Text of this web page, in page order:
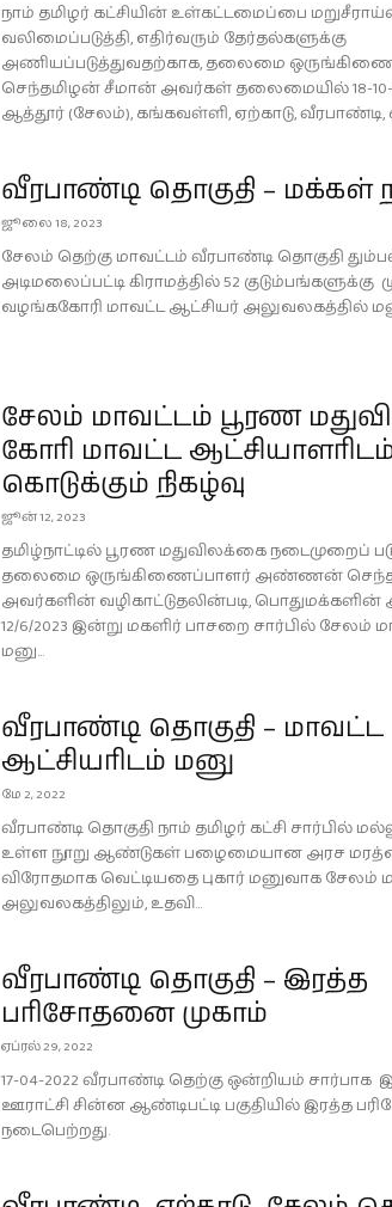
நாம் தமிழர் கட்சியின் உள்கட்டமைப்பை
வலிமைப்படுத்தி, எதிர்வரும் தேர்தல்களுக்கு
அணியப்படுத்துவதற்காக, தலைமை
செந்தமிழன் சீமான் அவர்கள் தலைமையில் 18-10-
ஆத்தூர் (சேலம்), கங்கவள்ளி, ஏற்காடு, வீரபாண்டி,
வீரபாண்டி தொகுதி –
ஜூலை 18, 2023
சேலம் தெற்கு மாவட்டம் வீரபாண்டி தொகுதி
அடிமலைப்பட்டி கிராமத்தில் 52
வழங்ககோரி மாவட்ட ஆட்சியர் அலுவலகத்தில்
சேலம் மாவட்டம் பூரண
கோரி மாவட்ட
கொடுக்கும் நிகழ்வு
ஜூன் 12, 2023
தமிழ்நாட்டில் பூரண மதுவிலக்கை நடைமுறைப்
தலைமை ஒருங்கிணைப்பாளர் அண்ணன்
அவர்களின் வழிகாட்டுதலின்படி,
12/6/2023 இன்று மகளிர் பாசறை சார்பில் சேலம்
மனு...
வீரபாண்டி தொகுதி – மாவட்ட
ஆட்சியரிடம் மனு
மே 2, 2022
வீரபாண்டி தொகுதி நாம் தமிழர் கட்சி சார்பில்
உள்ள நூறு ஆண்டுகள் பழைமையான அரச
விரோதமாக வெட்டியதை புகார் மனுவாக சேலம்
அலுவலகத்திலும், உதவி...
வீரபாண்டி தொகுதி – இரத்த
பரிசோதனை முகாம்
ஏப்ரல் 29, 2022
17-04-2022 வீரபாண்டி தெற்கு ஒன்றியம்
ஊராட்சி சின்ன ஆண்டிபட்டி பகுதியில் இரத்த
நடைபெற்றது.